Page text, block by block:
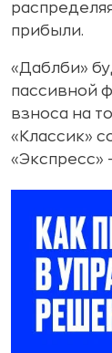
прибыли.
«Даблби»
пассивной
взноса на
«Классик»
«Экспресс»